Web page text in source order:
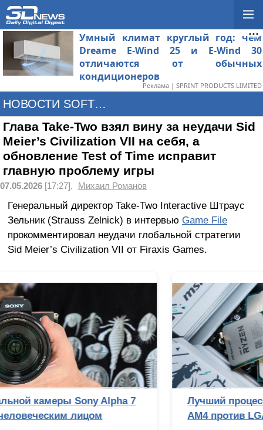
Умный климат круглый год: чем
Dreame E-Wind 25 и E-Wind 30
отличаются от обычных
кондиционеров
Реклама | SPRINT PRODUCTS LIMITED
НОВОСТИ SOFTWARE
Глава Take-Two взял вину за неудачи Sid
Meier’s Civilization VII на себя, а
обновление Test of Time исправит
главную проблему игры
07.05.2026 [17:27], Михаил Романов
Генеральный директор Take-Two Interactive Штраус
Зельник (Strauss Zelnick) в интервью Game File
прокомментировал неудачи глобальной стратегии
Sid Meier’s Civilization VII от Firaxis Games.
Обзор беззеркальной камеры Sony Alpha 7
V: эволюция с человеческим лицом